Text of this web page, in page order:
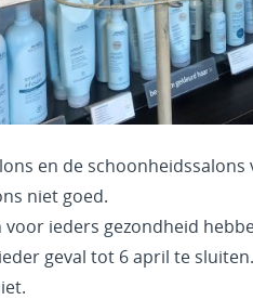
en de schoonheidssalons
niet goed.
ieders gezondheid
geval tot 6 april te